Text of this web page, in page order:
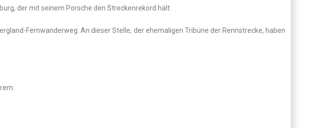
der mit seinem Porsche den Streckenrekord hält.
Fernwanderweg. An dieser Stelle, der ehemaligen Tribüne der Rennstrecke, haben